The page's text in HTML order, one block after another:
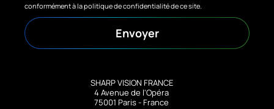
SHARP VISION FRANCE
4 Avenue de l'Opéra
75001 Paris - France
conformément à la politique de confidentialité de ce site.
Envoyer